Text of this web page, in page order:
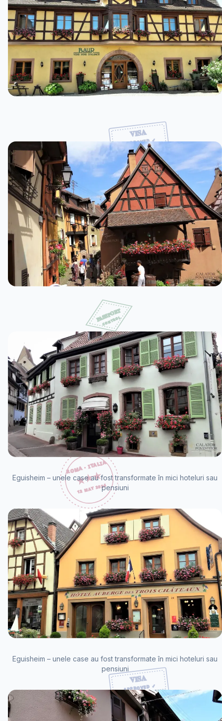
Eguisheim – unele case au fost transformate în mici hoteluri sau
pensiuni
Eguisheim – unele case au fost transformate în mici hoteluri sau
pensiuni